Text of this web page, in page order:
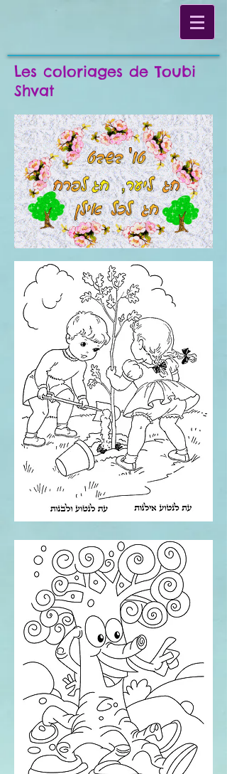
Les coloriages de Toubi
Shvat